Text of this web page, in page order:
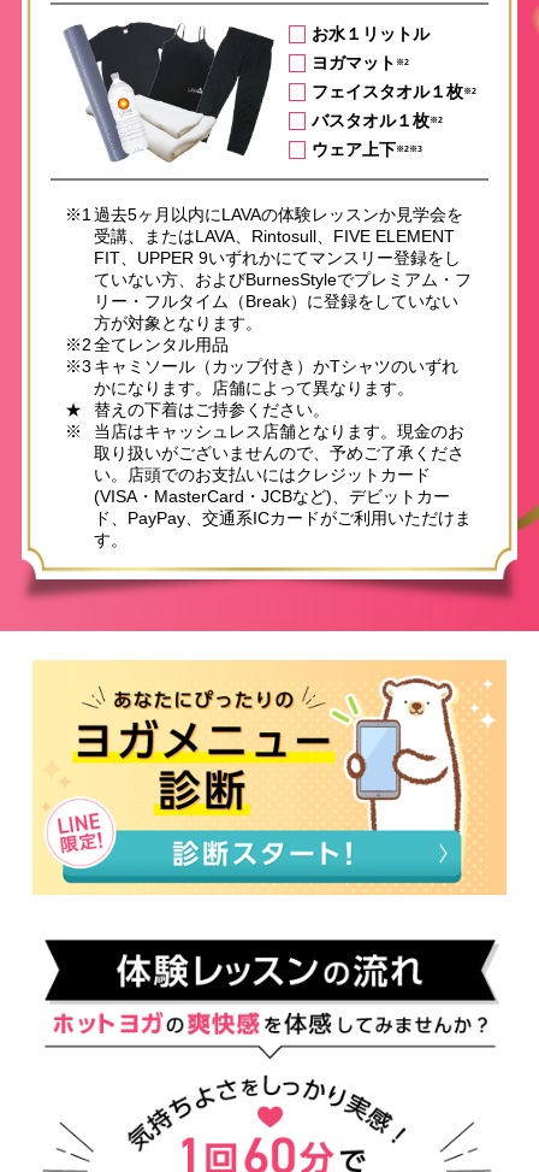
お水１リットル
ヨガマット ※2
フェイスタオル１枚※2
バスタオル１枚※2
ウェア上下※2※3
※1過去5ヶ月以内にLAVAの体験レッスンか見学会を
受講、またはLAVA、Rintosull、FIVE ELEMENT
FIT、UPPER 9いずれかにてマンスリー登録をし
ていない方、およびBurnesStyleでプレミアム・フ
リー・フルタイム（Break）に登録をしていない
方が対象となります。
※2全てレンタル用品
※3 キャミソール（カップ付き）かTシャツのいずれ
かになります。店舗によって異なります。
★
替えの下着はご持参ください。
※
当店はキャッシュレス店舗となります。現金のお
取り扱いがございませんので、予めご了承くださ
い。店頭でのお支払いにはクレジットカード
(VISA・MasterCard・JCBなど)、デビットカー
ド、PayPay、交通系ICカードがご利用いただけま
す。